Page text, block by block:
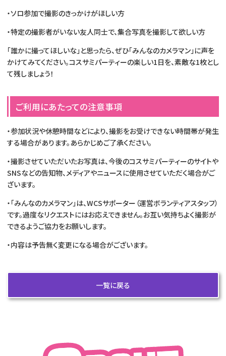
・ソロ参加で撮影のきっかけがほしい方
・特定の撮影者がいない友人同士で、集合写真を撮影して欲しい方
「誰かに撮ってほしいな」と思ったら、ぜひ「みんなのカメラマン」に声を
かけてみてください。コスサミパーティーの楽しい1日を、素敵な1枚とし
て残しましょう！
ご利用にあたっての注意事項
・参加状況や休憩時間などにより、撮影をお受けできない時間帯が発生
する場合があります。あらかじめご了承ください。
・撮影させていただいたお写真は、今後のコスサミパーティーのサイトや
SNSなどの告知物、メディアやニュースに使用させていただく場合がご
ざいます。
・「みんなのカメラマン」は、WCSサポーター（運営ボランティアスタッフ）
です。過度なリクエストにはお応えできません。お互い気持ちよく撮影が
できるようご協力をお願いします。
・内容は予告無く変更になる場合がございます。
一覧に戻る